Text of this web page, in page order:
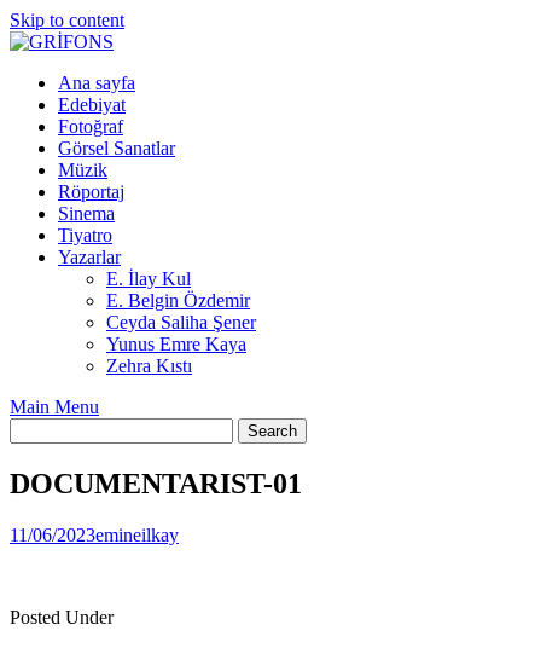
Skip to content
Ana sayfa
Edebiyat
Fotoğraf
Görsel Sanatlar
Müzik
Röportaj
Sinema
Tiyatro
Yazarlar
E. İlay Kul
E. Belgin Özdemir
Ceyda Saliha Şener
Yunus Emre Kaya
Zehra Kıstı
Main Menu
DOCUMENTARIST-01
11/06/2023emineilkay
Posted Under